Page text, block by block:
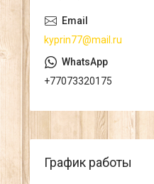
kyprin77@mail.ru
+77073320175
График работы